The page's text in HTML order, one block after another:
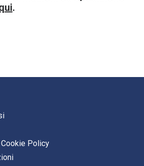
.
Cookie Policy